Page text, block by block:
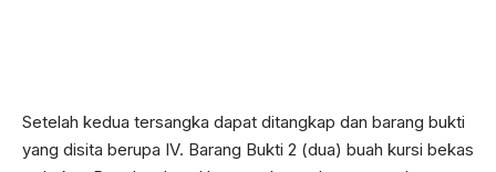
Gedung yang baru itu mulai dibangun pada awal 2018 lalu.